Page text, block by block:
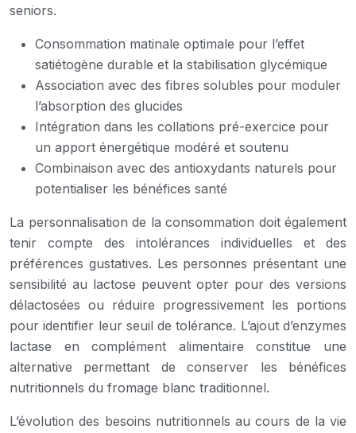
seniors.
Consommation matinale optimale pour l’effet
satiétogène durable et la stabilisation glycémique
Association avec des fibres solubles pour moduler
l’absorption des glucides
Intégration dans les collations pré-exercice pour
un apport énergétique modéré et soutenu
Combinaison avec des antioxydants naturels pour
potentialiser les bénéfices santé
La personnalisation de la consommation doit également
tenir compte des intolérances individuelles et des
préférences gustatives. Les personnes présentant une
sensibilité au lactose peuvent opter pour des versions
délactosées ou réduire progressivement les portions
pour identifier leur seuil de tolérance. L’ajout d’enzymes
lactase en complément alimentaire constitue une
alternative permettant de conserver les bénéfices
nutritionnels du fromage blanc traditionnel.
L’évolution des besoins nutritionnels au cours de la vie